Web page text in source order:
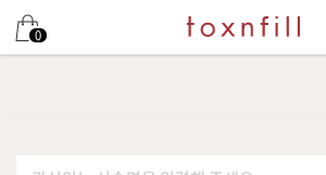
0
남은 시술/관리권 예약